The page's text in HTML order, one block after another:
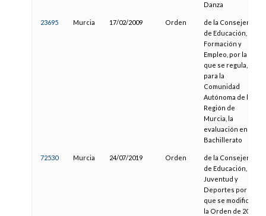
Danza
23695 Murcia 17/02/2009 Orden
de la Consejería
de Educación,
Formación y
Empleo, por la
que se regula,
para la
Comunidad
Autónoma de la
Región de
Murcia, la
evaluación en
Bachillerato
72530 Murcia 24/07/2019 Orden
de la Consejería
de Educación,
Juventud y
Deportes por la
que se modifica
la Orden de 20